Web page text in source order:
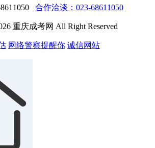
合作洽谈：023-68611050
重庆成考网 All Right Reserved
网络警察提醒你 诚信网站